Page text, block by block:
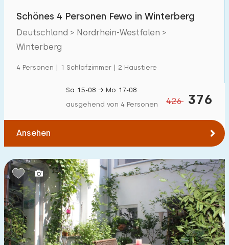
Schönes 4 Personen Fewo in Winterberg
Deutschland > Nordrhein-Westfalen >
Winterberg
4 Personen | 1 Schlafzimmer | 2 Haustiere
426 376
Sa 15-08 → Mo 17-08
ausgehend von 4 Personen
Ansehen